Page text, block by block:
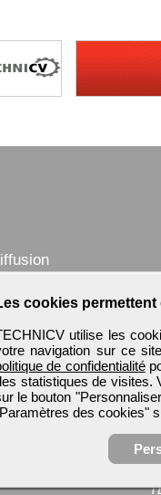
cookies
utilise les
navigation sur ce
de confidentialité
statistiques de visites.
le bouton
des cookies"